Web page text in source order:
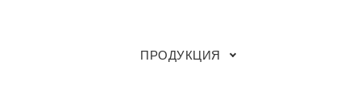
ПРОДУКЦИЯ